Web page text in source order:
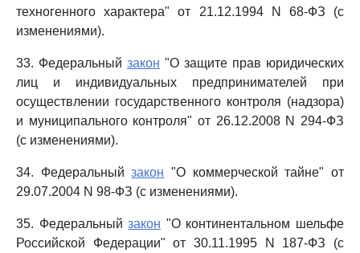
техногенного характера" от 21.12.1994 N 68-ФЗ (с
изменениями).
33. Федеральный закон "О защите прав юридических
лиц и индивидуальных предпринимателей при
осуществлении государственного контроля (надзора)
и муниципального контроля" от 26.12.2008 N 294-ФЗ
(с изменениями).
34. Федеральныйзакон "О коммерческой тайне" от
29.07.2004 N 98-ФЗ (с изменениями).
35. Федеральныйзакон "О континентальном шельфе
Российской Федерации" от 30.11.1995 N 187-ФЗ (с